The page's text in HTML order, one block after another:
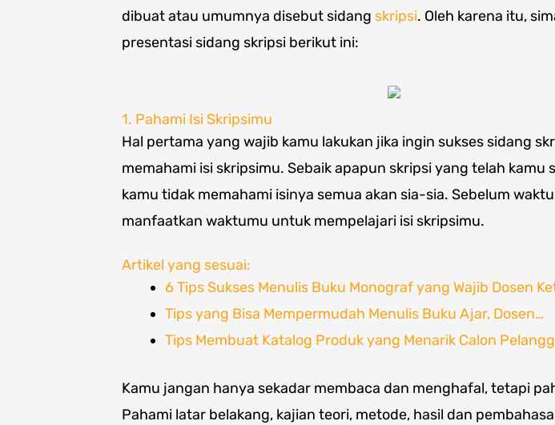
dibuat atau umumnya disebut sidang skripsi. Oleh karena itu,
presentasi sidang skripsi berikut ini:
1. Pahami Isi Skripsimu
Hal pertama yang wajib kamu lakukan jika ingin sukses sidang
memahami isi skripsimu. Sebaik apapun skripsi yang telah kamu
kamu tidak memahami isinya semua akan sia-sia. Sebelum
manfaatkan waktumu untuk mempelajari isi skripsimu.
Artikel yang sesuai:
6 Tips Sukses Menulis Buku Monograf yang Wajib Dosen
Tips yang Bisa Mempermudah Menulis Buku Ajar, Dosen…
Tips Membuat Katalog Produk yang Menarik Calon
Kamu jangan hanya sekadar membaca dan menghafal, tetapi
Pahami latar belakang, kajian teori, metode, hasil dan